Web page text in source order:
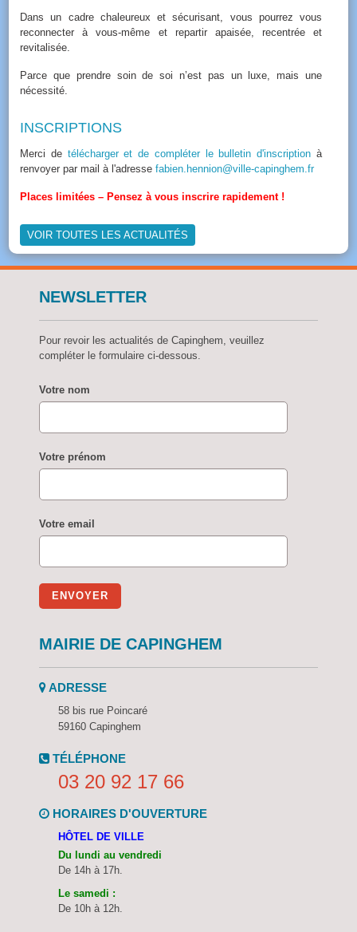
Dans un cadre chaleureux et sécurisant, vous pourrez vous
reconnecter à vous-même et repartir apaisée, recentrée et
revitalisée.
Parce que prendre soin de soi n’est pas un luxe, mais une
nécessité.
INSCRIPTIONS
Merci de télécharger et de compléter le bulletin d'inscription à
renvoyer par mail à l'adressefabien.hennion@ville-capinghem.fr
Places limitées – Pensez à vous inscrire rapidement !
VOIR TOUTES LES ACTUALITÉS
NEWSLETTER
Pour revoir les actualités de Capinghem, veuillez
compléter le formulaire ci-dessous.
Votre nom
Votre prénom
Votre email
ENVOYER
MAIRIE DE CAPINGHEM
ADRESSE
58 bis rue Poincaré
59160 Capinghem
TÉLÉPHONE
03 20 92 17 66
HORAIRES D'OUVERTURE
HÔTEL DE VILLE
Du lundi au vendredi
De 14h à 17h.
Le samedi :
De 10h à 12h.